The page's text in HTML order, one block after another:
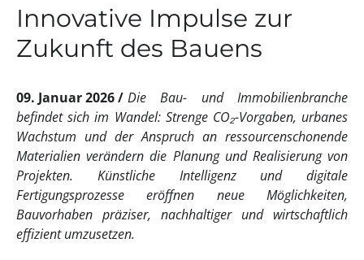
Innovative Impulse zur
Zukunft des Bauens
09. Januar 2026
Die Bau- und Immobilienbranche
befindet sich im Wandel: Strenge CO₂-Vorgaben, urbanes
Wachstum und der Anspruch an ressourcenschonende
Materialien verändern die Planung und Realisierung von
Projekten. Künstliche Intelligenz und digitale
Fertigungsprozesse eröffnen neue Möglichkeiten,
Bauvorhaben präziser, nachhaltiger und wirtschaftlich
effizient umzusetzen.